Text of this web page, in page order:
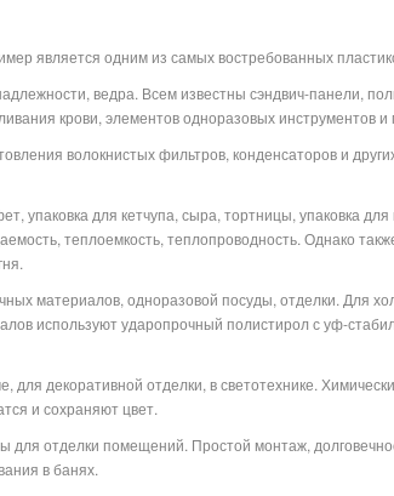
является одним из самых востребованных
ведра. Всем известны сэндвич-панели,
крови, элементов одноразовых инструментов
волокнистых фильтров, конденсаторов и
упаковка для кетчупа, сыра, тортницы, упаковка
теплоемкость, теплопроводность. Однако
материалов, одноразовой посуды, отделки. Для
используют ударопрочный полистирол с уф-
декоративной отделки, в светотехнике.
и сохраняют цвет.
отделки помещений. Простой монтаж,
в банях.